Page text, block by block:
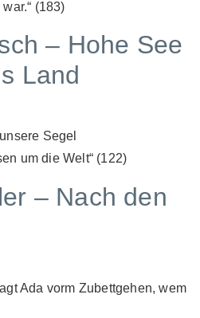
(183)
– Hohe See
Land
Segel
um die Welt“ (122)
– Nach den
Ada vorm Zubettgehen, wem